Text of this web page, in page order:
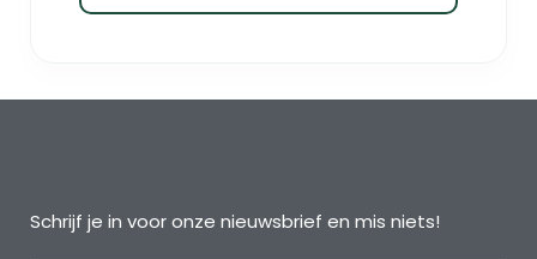
Schrijf je in voor onze nieuwsbrief en mis niets!